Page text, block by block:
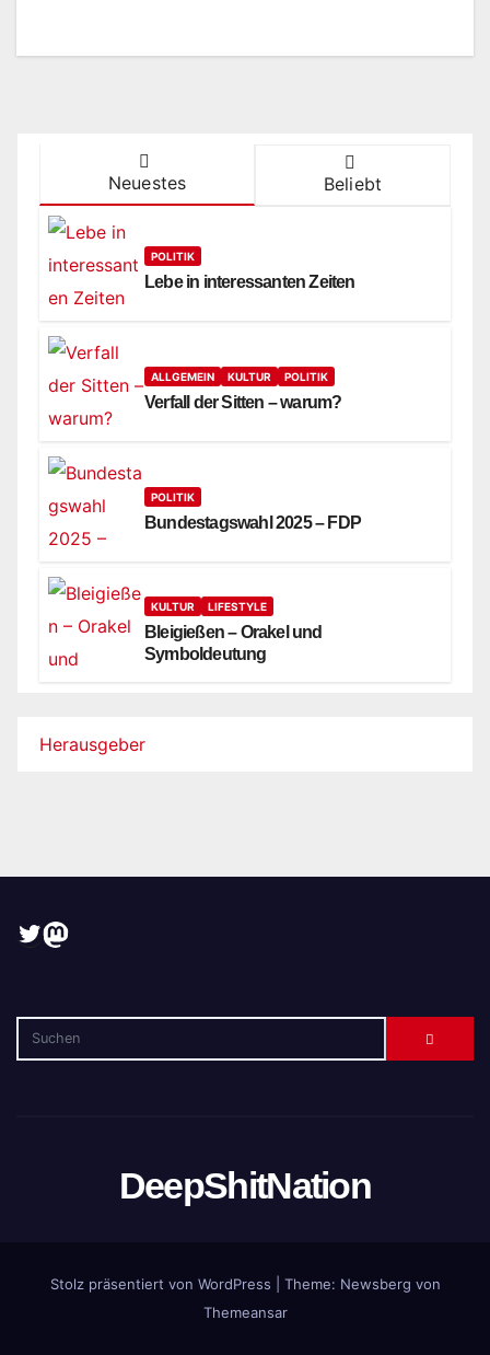
Neuestes Beliebt
POLITIK
Lebe in interessanten Zeiten
ALLGEMEIN KULTUR POLITIK
Verfall der Sitten – warum?
POLITIK
Bundestagswahl 2025 – FDP
KULTUR LIFESTYLE
Bleigießen – Orakel und
Symboldeutung
Herausgeber
Twitter
Mastodon
DeepShitNation
Stolz präsentiert von WordPress Theme: Newsberg von
Themeansar